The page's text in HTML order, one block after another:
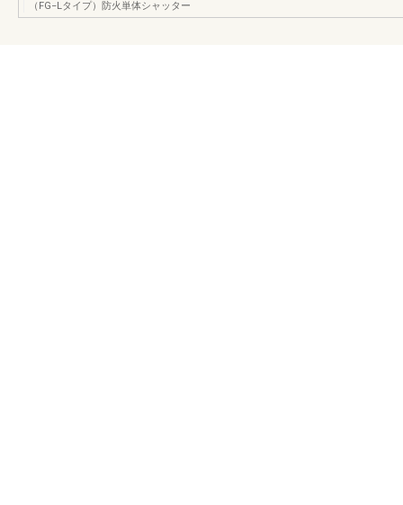
（FG−Lタイプ）防火単体シャッター